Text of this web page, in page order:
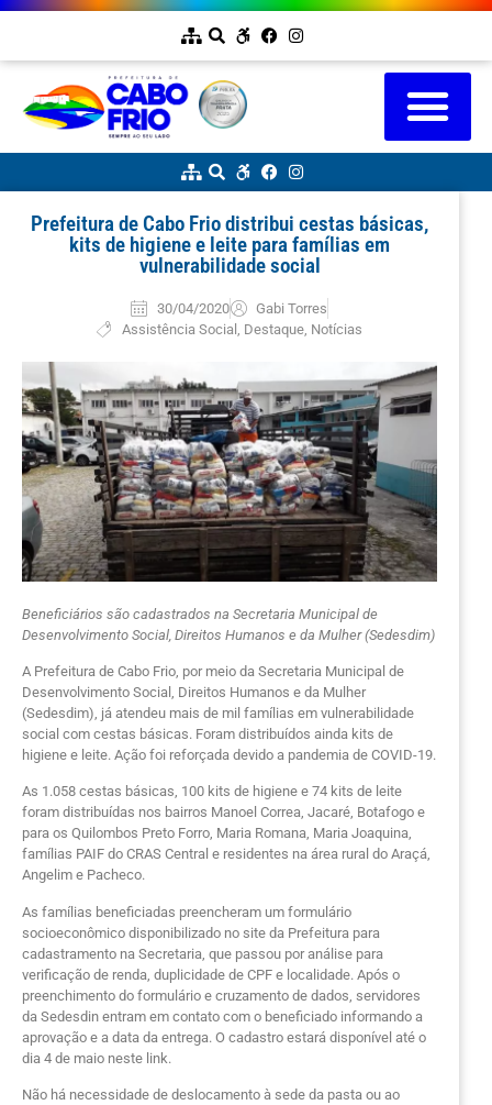
Prefeitura de Cabo Frio distribui cestas básicas,
kits de higiene e leite para famílias em
vulnerabilidade social
30/04/2020
Gabi Torres
Assistência Social Destaque Notícias
Beneficiários são cadastrados na Secretaria Municipal de
Desenvolvimento Social, Direitos Humanos e da Mulher (Sedesdim)
A Prefeitura de Cabo Frio, por meio da Secretaria Municipal de
Desenvolvimento Social, Direitos Humanos e da Mulher
(Sedesdim), já atendeu mais de mil famílias em vulnerabilidade
social com cestas básicas. Foram distribuídos ainda kits de
higiene e leite. Ação foi reforçada devido a pandemia de COVID-19.
As 1.058 cestas básicas, 100 kits de higiene e 74 kits de leite
foram distribuídas nos bairros Manoel Correa, Jacaré, Botafogo e
para os Quilombos Preto Forro, Maria Romana, Maria Joaquina,
famílias PAIF do CRAS Central e residentes na área rural do Araçá,
Angelim e Pacheco.
As famílias beneficiadas preencheram um formulário
socioeconômico disponibilizado no site da Prefeitura para
cadastramento na Secretaria, que passou por análise para
verificação de renda, duplicidade de CPF e localidade. Após o
preenchimento do formulário e cruzamento de dados, servidores
da Sedesdin entram em contato com o beneficiado informando a
aprovação e a data da entrega. O cadastro estará disponível até o
dia 4 de maio neste link.
Não há necessidade de deslocamento à sede da pasta ou ao